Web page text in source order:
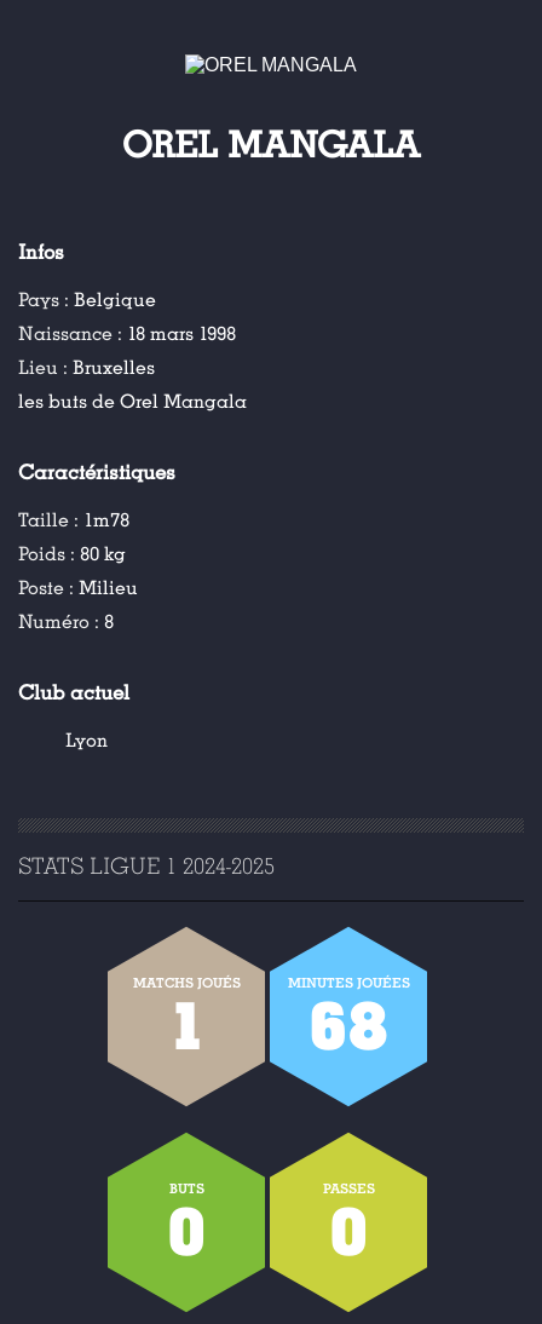
OREL MANGALA
Infos
Pays : Belgique
Naissance : 18 mars 1998
Lieu : Bruxelles
les buts de Orel Mangala
Caractéristiques
Taille : 1m78
Poids : 80 kg
Poste : Milieu
Numéro : 8
Club actuel
Lyon
STATS LIGUE 1 2024-2025
MATCHS JOUÉS
1
MINUTES JOUÉES
68
BUTS
0
PASSES
0